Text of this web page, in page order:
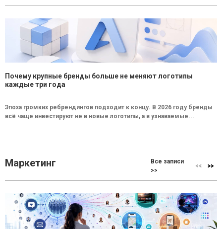
Почему крупные бренды больше не меняют логотипы
каждые три года
Эпоха громких ребрендингов подходит к концу. В 2026 году бренды
всё чаще инвестируют не в новые логотипы, а в узнаваемые...
Маркетинг
Все записи
>>